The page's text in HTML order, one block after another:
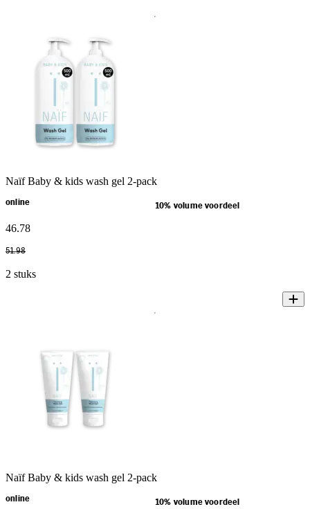
Naïf Baby & kids wash gel 2-pack
online 10% volume voordeel
46.78
51.98
2 stuks
Naïf Baby & kids wash gel 2-pack
online 10% volume voordeel